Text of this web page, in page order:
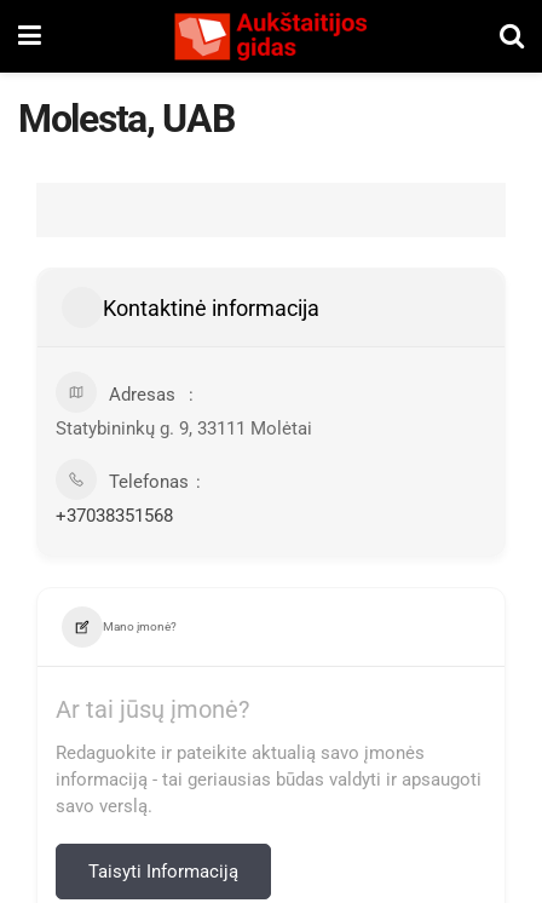
Molesta, UAB
Kontaktinė informacija
Adresas
Statybininkų g. 9, 33111 Molėtai
Telefonas
+37038351568
Mano įmonė?
Ar tai jūsų įmonė?
Redaguokite ir pateikite aktualią savo įmonės
informaciją - tai geriausias būdas valdyti ir apsaugoti
savo verslą.
Taisyti Informaciją